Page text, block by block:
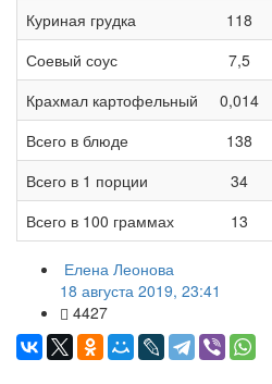
Куриная грудка
118
Соевый соус
7,5
Крахмал картофельный
0,014
Всего в блюде
138
Всего в 1 порции
34
Всего в 100 граммах
13
Елена Леонова
18 августа 2019, 23:41
4427